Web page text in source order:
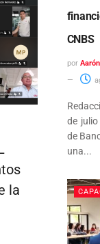
la
CNBS
por
de
de
una...